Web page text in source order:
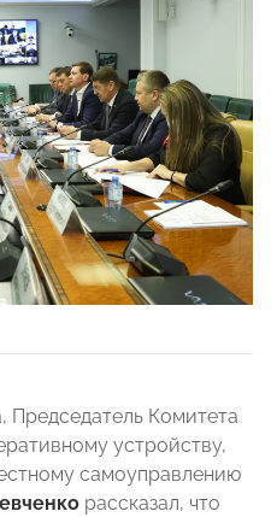
Председатель Комитета
устройству,
самоуправлению
рассказал, что